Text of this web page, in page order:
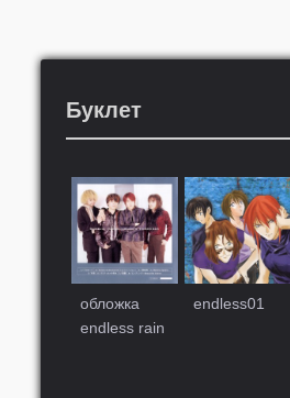
Буклет
обложка
endless rain
endless01